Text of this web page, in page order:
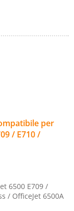
per
/ E710 /
6500 E709 /
/ OfficeJet 6500A